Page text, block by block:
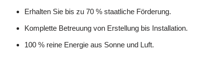
Erhalten Sie bis zu 70 % staatliche Förderung.
Komplette Betreuung von Erstellung bis Installation.
100 % reine Energie aus Sonne und Luft.